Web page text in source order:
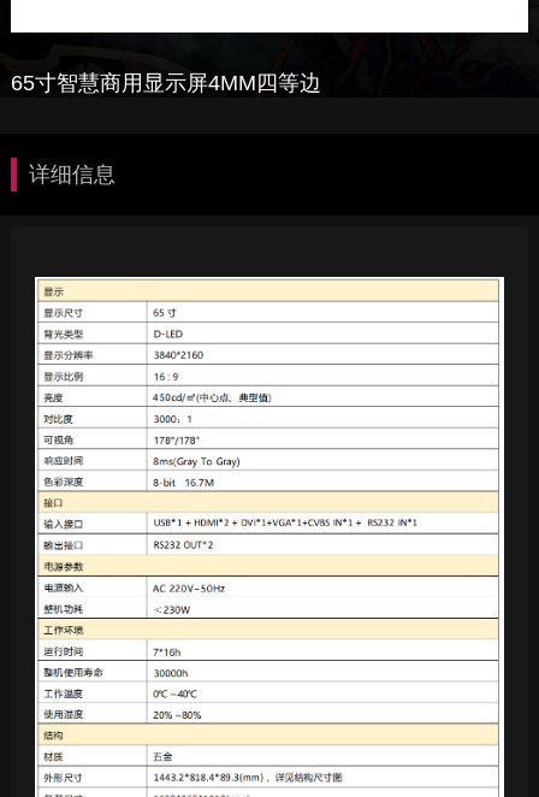
65寸智慧商用显示屏4MM四等边
详细信息